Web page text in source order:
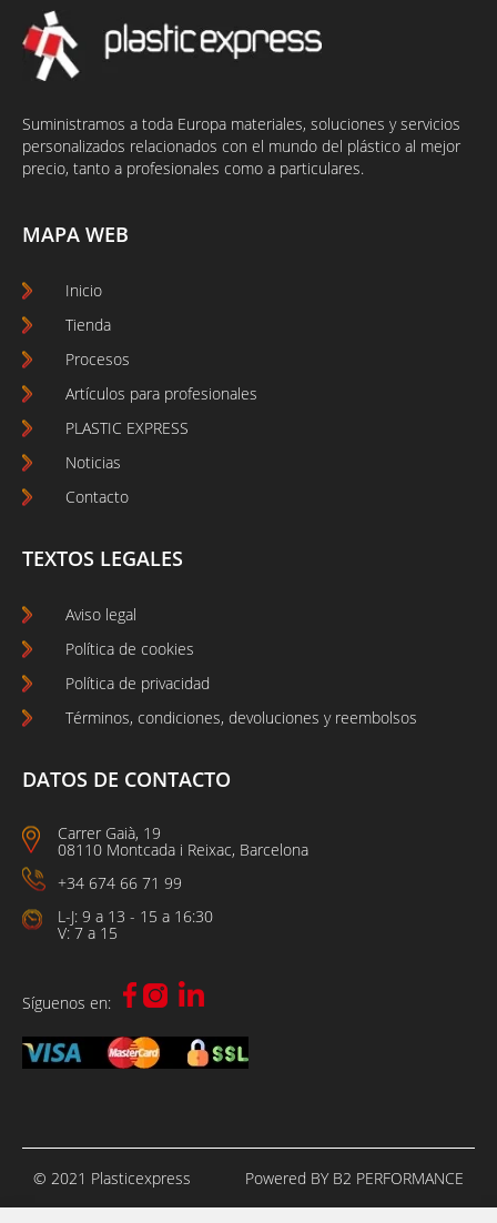
Suministramos a toda Europa materiales, soluciones y servicios
personalizados relacionados con el mundo del plástico al mejor
precio, tanto a profesionales como a particulares.
MAPA WEB
Inicio
Tienda
Procesos
Artículos para profesionales
PLASTIC EXPRESS
Noticias
Contacto
TEXTOS LEGALES
Aviso legal
Política de cookies
Política de privacidad
Términos, condiciones, devoluciones y reembolsos
DATOS DE CONTACTO
Carrer Gaià, 19
08110 Montcada i Reixac, Barcelona
+34 674 66 71 99
L-J: 9 a 13 - 15 a 16:30
V: 7 a 15
Síguenos en:
© 2021 Plasticexpress Powered BY B2 PERFORMANCE